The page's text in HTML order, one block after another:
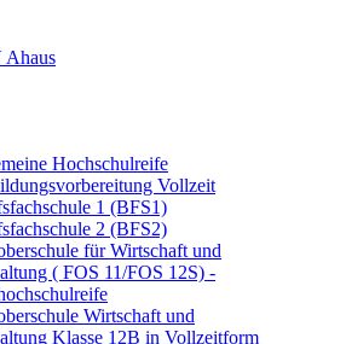
Hochschulreife
Vollzeit
1 (BFS1)
2 (BFS2)
für Wirtschaft und
( FOS 11/FOS 12S) -
Wirtschaft und
Klasse 12B in Vollzeitform